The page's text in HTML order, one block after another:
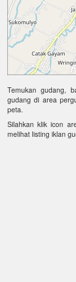
Temukan gudang,
gudang di area
peta.
Silahkan klik icon
melihat listing iklan